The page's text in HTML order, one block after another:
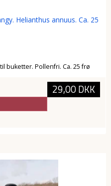
Helianthus annuus. Ca. 25
buketter. Pollenfri. Ca. 25 frø
29,00 DKK